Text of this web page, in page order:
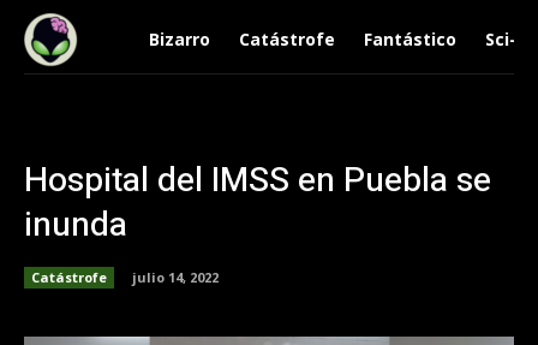
Bizarro Catástrofe Fantástico Sci-Fi
Hospital del IMSS en Puebla se
inunda
Catástrofe julio 14, 2022